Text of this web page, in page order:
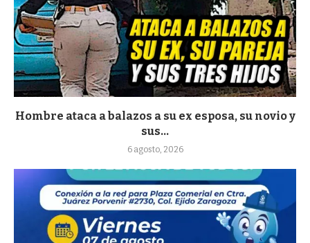
Hombre ataca a balazos a su ex esposa, su novio y
sus...
6 agosto, 2026